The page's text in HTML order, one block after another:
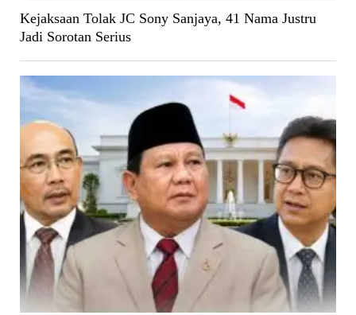
Kejaksaan Tolak JC Sony Sanjaya, 41 Nama Justru
Jadi Sorotan Serius